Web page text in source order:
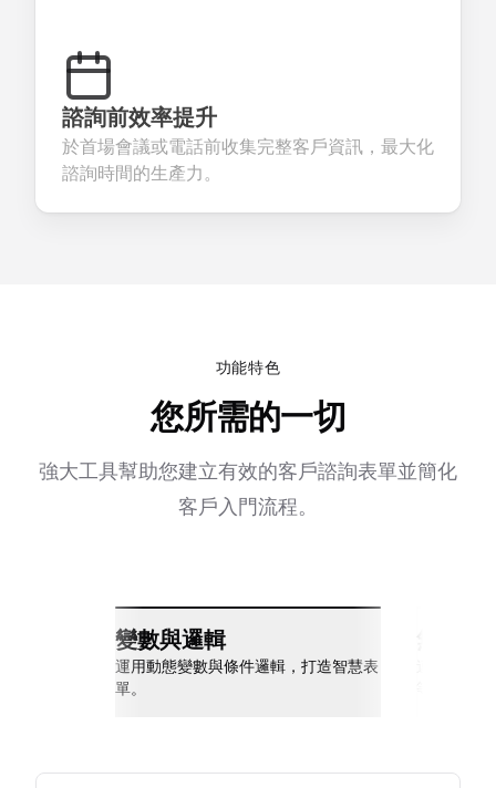
諮詢前效率提升
於首場會議或電話前收集完整客戶資訊，最大化
諮詢時間的生產力。
功能特色
您所需的一切
強大工具幫助您建立有效的客戶諮詢表單並簡化
客戶入門流程。
變數與邏輯
運用動態變數與條件邏輯，打造智慧表
單。